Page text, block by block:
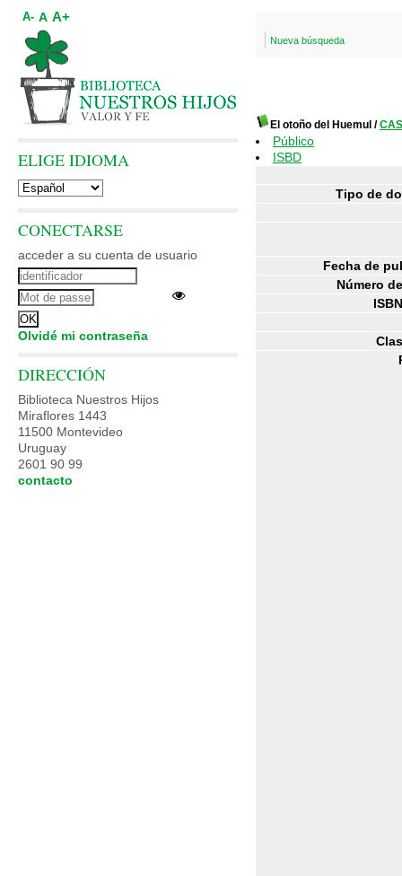
Nueva búsqueda
El otoño del Huemul /
Público
ISBD
Tipo de
Fecha de
Número
A- A A+
ELIGE IDIOMA
CONECTARSE
acceder a su cuenta de usuario
Olvidé mi contraseña
DIRECCIÓN
Biblioteca Nuestros Hijos
Miraflores 1443
11500 Montevideo
Uruguay
2601 90 99
contacto